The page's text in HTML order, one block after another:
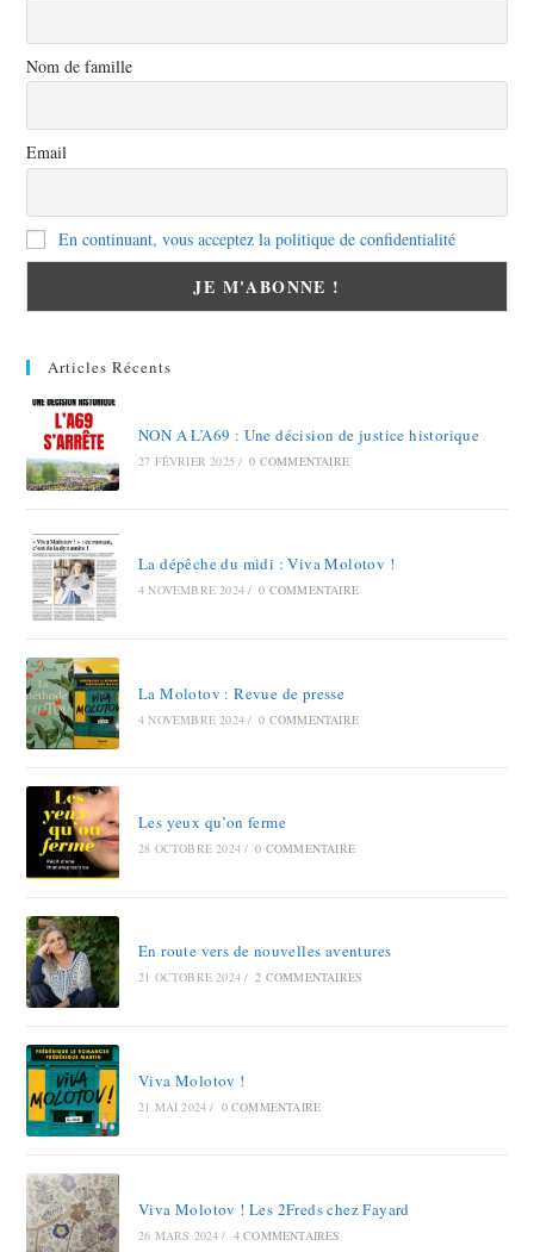
Nom de famille
Email
En continuant, vous acceptez la politique de confidentialité
Articles Récents
NON A L’A69 : Une décision de justice historique
27 FÉVRIER 2025 / 0 COMMENTAIRE
La dépêche du midi : Viva Molotov !
4 NOVEMBRE 2024 / 0 COMMENTAIRE
La Molotov : Revue de presse
4 NOVEMBRE 2024 / 0 COMMENTAIRE
Les yeux qu’on ferme
28 OCTOBRE 2024 / 0 COMMENTAIRE
En route vers de nouvelles aventures
21 OCTOBRE 2024 / 2 COMMENTAIRES
Viva Molotov !
21 MAI 2024 / 0 COMMENTAIRE
Viva Molotov ! Les 2Freds chez Fayard
26 MARS 2024 / 4 COMMENTAIRES